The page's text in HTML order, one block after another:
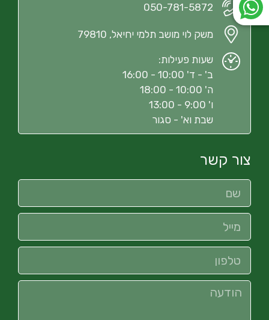
050-781-5872
משק לוי מושב תלמי יחיאל, 79810
שעות פעילות:
ב' - ד' 10:00 - 16:00
ה' 10:00 - 18:00
ו' 9:00 - 13:00
שבת וא' - סגור
צור קשר